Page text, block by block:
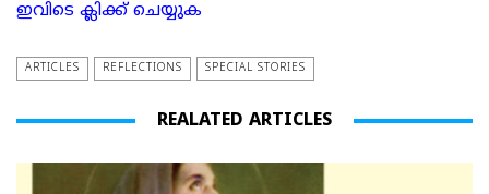
ഇവിടെ ക്ലിക്ക് ചെയ്യുക
ARTICLES REFLECTIONS SPECIAL STORIES
REALATED ARTICLES